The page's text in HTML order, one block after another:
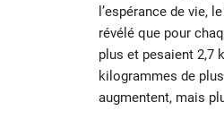
l’espérance de vie,
révélé que pour
plus et pesaient 2,7
kilogrammes de
augmentent, mais